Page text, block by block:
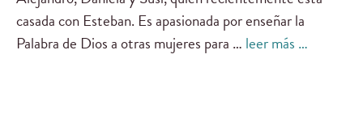
casada con Esteban. Es apasionada por enseñar la
Palabra de Dios a otras mujeres para … leer más …